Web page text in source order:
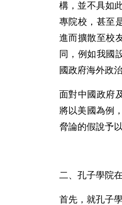
構，並不具如
專院校，甚至
進而擴散至校
同，例如我國
國政府海外政
面對中國政府
將以美國為例
脅論的假說予
二、孔子學院
首先，就孔子